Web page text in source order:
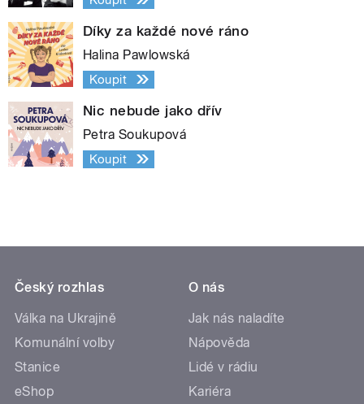
Díky za každé nové ráno
Halina Pawlowská
Koupit
Nic nebude jako dřív
Petra Soukupová
Koupit
Český rozhlas
Válka na Ukrajině
Komunální volby
Stanice
eShop
O nás
Jak nás naladíte
Nápověda
Lidé v rádiu
Kariéra